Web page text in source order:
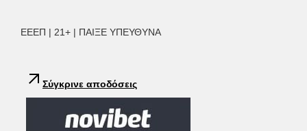
ΕΕΕΠ | 21+ | ΠΑΙΞΕ ΥΠΕΥΘΥΝΑ
Σύγκρινε αποδόσεις